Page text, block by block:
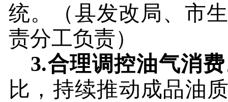
统。
（县发改局、市
责分工负责）
3.合理调控油气消
比，持续推动成品油